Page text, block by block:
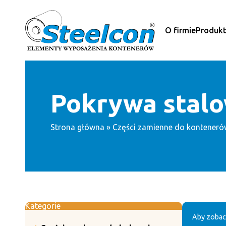
O firmie
Pokrywa
Strona główna » Części zamienne do
Kategorie
Aby